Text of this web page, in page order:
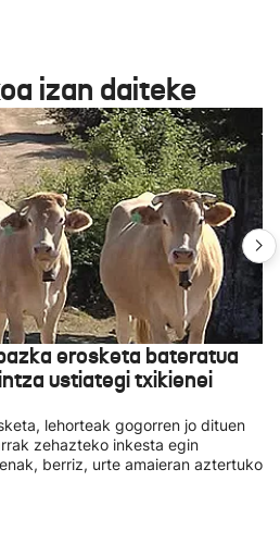
izan daiteke
erosketa bateratua
ustiategi txikienei
lehorteak gogorren jo dituen
zehazteko inkesta egin
berriz, urte amaieran aztertuko